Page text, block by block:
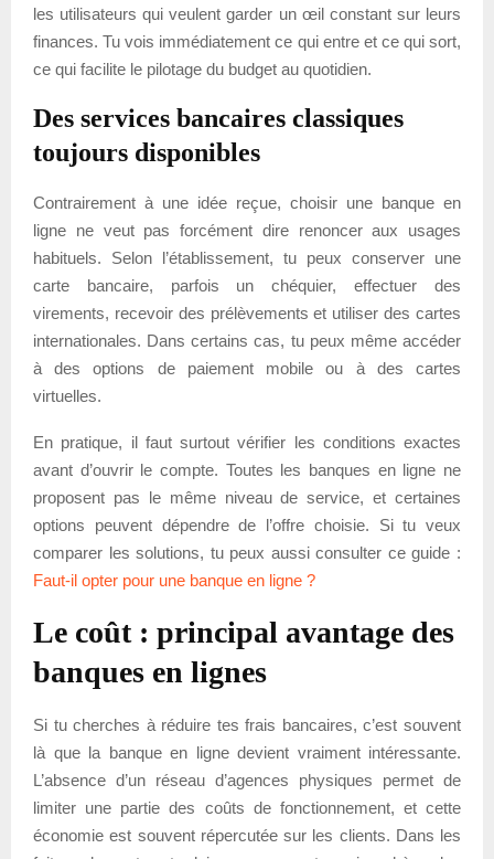
les utilisateurs qui veulent garder un œil constant sur leurs
finances. Tu vois immédiatement ce qui entre et ce qui sort,
ce qui facilite le pilotage du budget au quotidien.
Des services bancaires classiques
toujours disponibles
Contrairement à une idée reçue, choisir une banque en
ligne ne veut pas forcément dire renoncer aux usages
habituels. Selon l’établissement, tu peux conserver une
carte bancaire, parfois un chéquier, effectuer des
virements, recevoir des prélèvements et utiliser des cartes
internationales. Dans certains cas, tu peux même accéder
à des options de paiement mobile ou à des cartes
virtuelles.
En pratique, il faut surtout vérifier les conditions exactes
avant d’ouvrir le compte. Toutes les banques en ligne ne
proposent pas le même niveau de service, et certaines
options peuvent dépendre de l’offre choisie. Si tu veux
comparer les solutions, tu peux aussi consulter ce guide :
Faut-il opter pour une banque en ligne ?
Le coût : principal avantage des
banques en lignes
Si tu cherches à réduire tes frais bancaires, c’est souvent
là que la banque en ligne devient vraiment intéressante.
L’absence d’un réseau d’agences physiques permet de
limiter une partie des coûts de fonctionnement, et cette
économie est souvent répercutée sur les clients. Dans les